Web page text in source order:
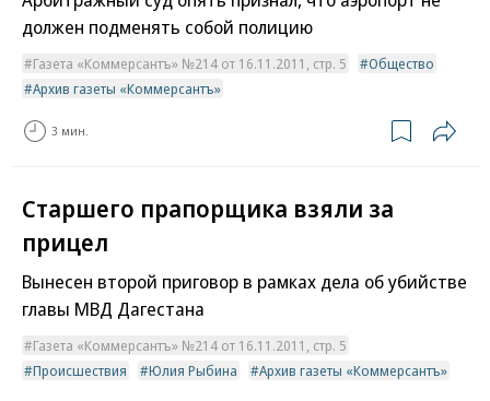
должен подменять собой полицию
Газета «Коммерсантъ» №214 от 16.11.2011, стр. 5
Общество
Архив газеты «Коммерсантъ»
3 мин.
Старшего прапорщика взяли за
прицел
Вынесен второй приговор в рамках дела об убийстве
главы МВД Дагестана
Газета «Коммерсантъ» №214 от 16.11.2011, стр. 5
Происшествия
Юлия Рыбина Архив газеты «Коммерсантъ»